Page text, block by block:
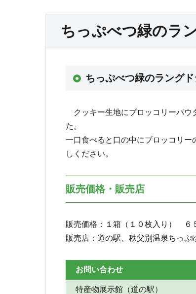
ちっぷべつ緑のラ
ちっぷべつ緑のラングド
クッキー生地にブロッコリーパウ
た。
一口食べると口の中にブロッコリ
しください。
販売価格・販売店
販売価格：１箱（１０枚入り） ６
販売店：道の駅、秩父別温泉ちっぷ
お問い合わせ
特産物展示館（道の駅）